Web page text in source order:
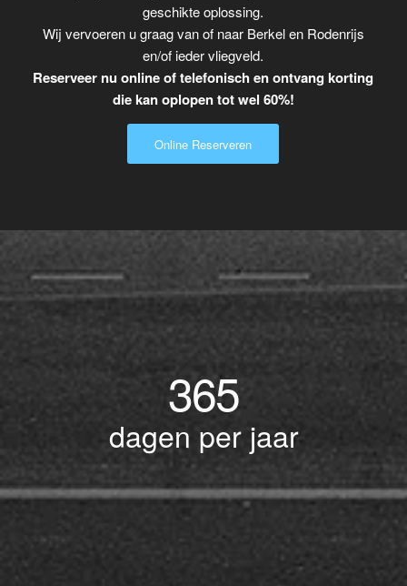
geschikte oplossing.
Wij vervoeren u graag van of naar Berkel en Rodenrijs
en/of ieder vliegveld.
Reserveer nu online of telefonisch en ontvang korting
die kan oplopen tot wel 60%!
Online Reserveren
365
dagen per jaar